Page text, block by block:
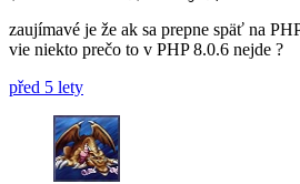
zaujímavé je že ak sa prepne späť na
vie niekto prečo to v PHP 8.0.6 nejde ?
před 5 lety